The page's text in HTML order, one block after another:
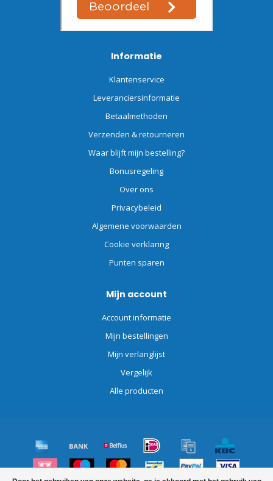
Informatie
Klantenservice
Leveranciersinformatie
Betaalmethoden
Verzenden & retourneren
Waar blijft mijn bestelling?
Bonusregeling
Over ons
Privacybeleid
Algemene voorwaarden
Cookie verklaring
Punten sparen
Mijn account
Account informatie
Mijn bestellingen
Mijn verlanglijst
Vergelijk
Alle producten